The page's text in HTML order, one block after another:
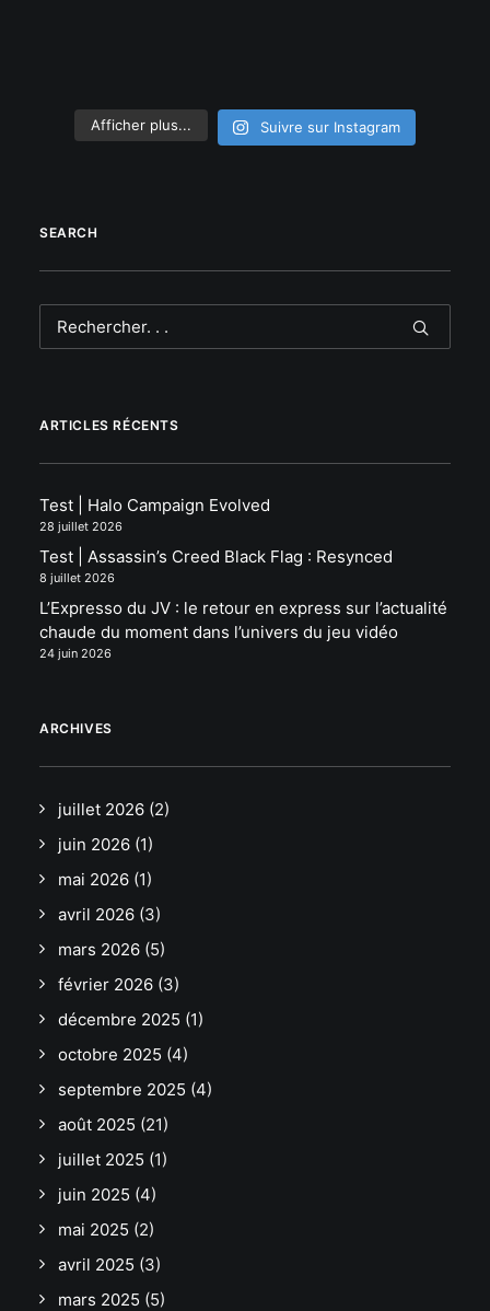
Afficher plus... Suivre sur Instagram
SEARCH
ARTICLES RÉCENTS
Test | Halo Campaign Evolved
28 juillet 2026
Test | Assassin’s Creed Black Flag : Resynced
8 juillet 2026
L’Expresso du JV : le retour en express sur l’actualité
chaude du moment dans l’univers du jeu vidéo
24 juin 2026
ARCHIVES
juillet 2026 (2)
juin 2026 (1)
mai 2026 (1)
avril 2026 (3)
mars 2026 (5)
février 2026 (3)
décembre 2025 (1)
octobre 2025 (4)
septembre 2025 (4)
août 2025 (21)
juillet 2025 (1)
juin 2025 (4)
mai 2025 (2)
avril 2025 (3)
mars 2025 (5)